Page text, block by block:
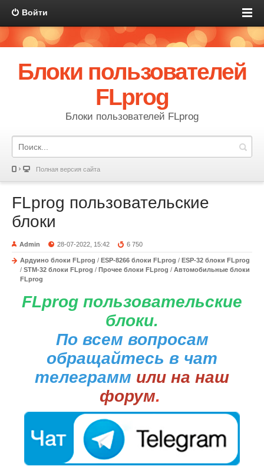
Войти
Блоки пользователей
FLprog
Блоки пользователей FLprog
Полная версия сайта
FLprog пользовательские
блоки
Admin 28-07-2022, 15:42 6 750
Ардуино блоки FLprog / ESP-8266 блоки FLprog / ESP-32 блоки FLprog
/ STM-32 блоки FLprog / Прочее блоки FLprog / Автомобильные блоки
FLprog
FLprog пользовательские
блоки.
По всем вопросам
обращайтесь в чат
телеграмм или на наш
форум.